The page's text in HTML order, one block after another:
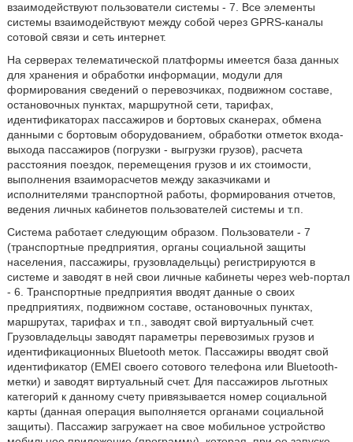
взаимодействуют пользователи системы - 7. Все элементы
системы взаимодействуют между собой через GPRS-каналы
сотовой связи и сеть интернет.
На серверах телематической платформы имеется база данных
для хранения и обработки информации, модули для
формирования сведений о перевозчиках, подвижном составе,
остановочных пунктах, маршрутной сети, тарифах,
идентификаторах пассажиров и бортовых сканерах, обмена
данными с бортовым оборудованием, обработки отметок входа-
выхода пассажиров (погрузки - выгрузки грузов), расчета
расстояния поездок, перемещения грузов и их стоимости,
выполнения взаиморасчетов между заказчиками и
исполнителями транспортной работы, формирования отчетов,
ведения личных кабинетов пользователей системы и т.п.
Система работает следующим образом. Пользователи - 7
(транспортные предприятия, органы социальной защиты
населения, пассажиры, грузовладельцы) регистрируются в
системе и заводят в ней свои личные кабинеты через web-портал
- 6. Транспортные предприятия вводят данные о своих
предприятиях, подвижном составе, остановочных пунктах,
маршрутах, тарифах и т.п., заводят свой виртуальный счет.
Грузовладельцы заводят параметры перевозимых грузов и
идентификационных Bluetooth меток. Пассажиры вводят свой
идентификатор (EMEI своего сотового телефона или Bluetooth-
метки) и заводят виртуальный счет. Для пассажиров льготных
категорий к данному счету привязывается номер социальной
карты (данная операция выполняется органами социальной
защиты). Пассажир загружает на свое мобильное устройство